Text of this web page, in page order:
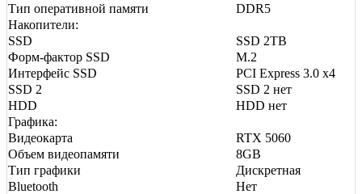
Тип оперативной памяти
DDR5
Накопители:
SSD
SSD 2TB
Форм-фактор SSD
M.2
Интерфейс SSD
PCI Express 3.0 x4
SSD 2
SSD 2 нет
HDD
HDD нет
Графика:
Видеокарта
RTX 5060
Объем видеопамяти
8GB
Тип графики
Дискретная
Bluetooth
Нет